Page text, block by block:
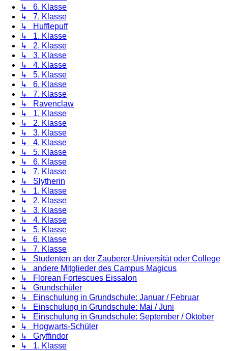
↳ 6. Klasse
↳ 7. Klasse
↳ Hufflepuff
↳ 1. Klasse
↳ 2. Klasse
↳ 3. Klasse
↳ 4. Klasse
↳ 5. Klasse
↳ 6. Klasse
↳ 7. Klasse
↳ Ravenclaw
↳ 1. Klasse
↳ 2. Klasse
↳ 3. Klasse
↳ 4. Klasse
↳ 5. Klasse
↳ 6. Klasse
↳ 7. Klasse
↳ Slytherin
↳ 1. Klasse
↳ 2. Klasse
↳ 3. Klasse
↳ 4. Klasse
↳ 5. Klasse
↳ 6. Klasse
↳ 7. Klasse
↳ Studenten an der Zauberer-Universität oder College
↳ andere Mitglieder des Campus Magicus
↳ Florean Fortescues Eissalon
↳ Grundschüler
↳ Einschulung in Grundschule: Januar / Februar
↳ Einschulung in Grundschule: Mai / Juni
↳ Einschulung in Grundschule: September / Oktober
↳ Hogwarts-Schüler
↳ Gryffindor
↳ 1. Klasse